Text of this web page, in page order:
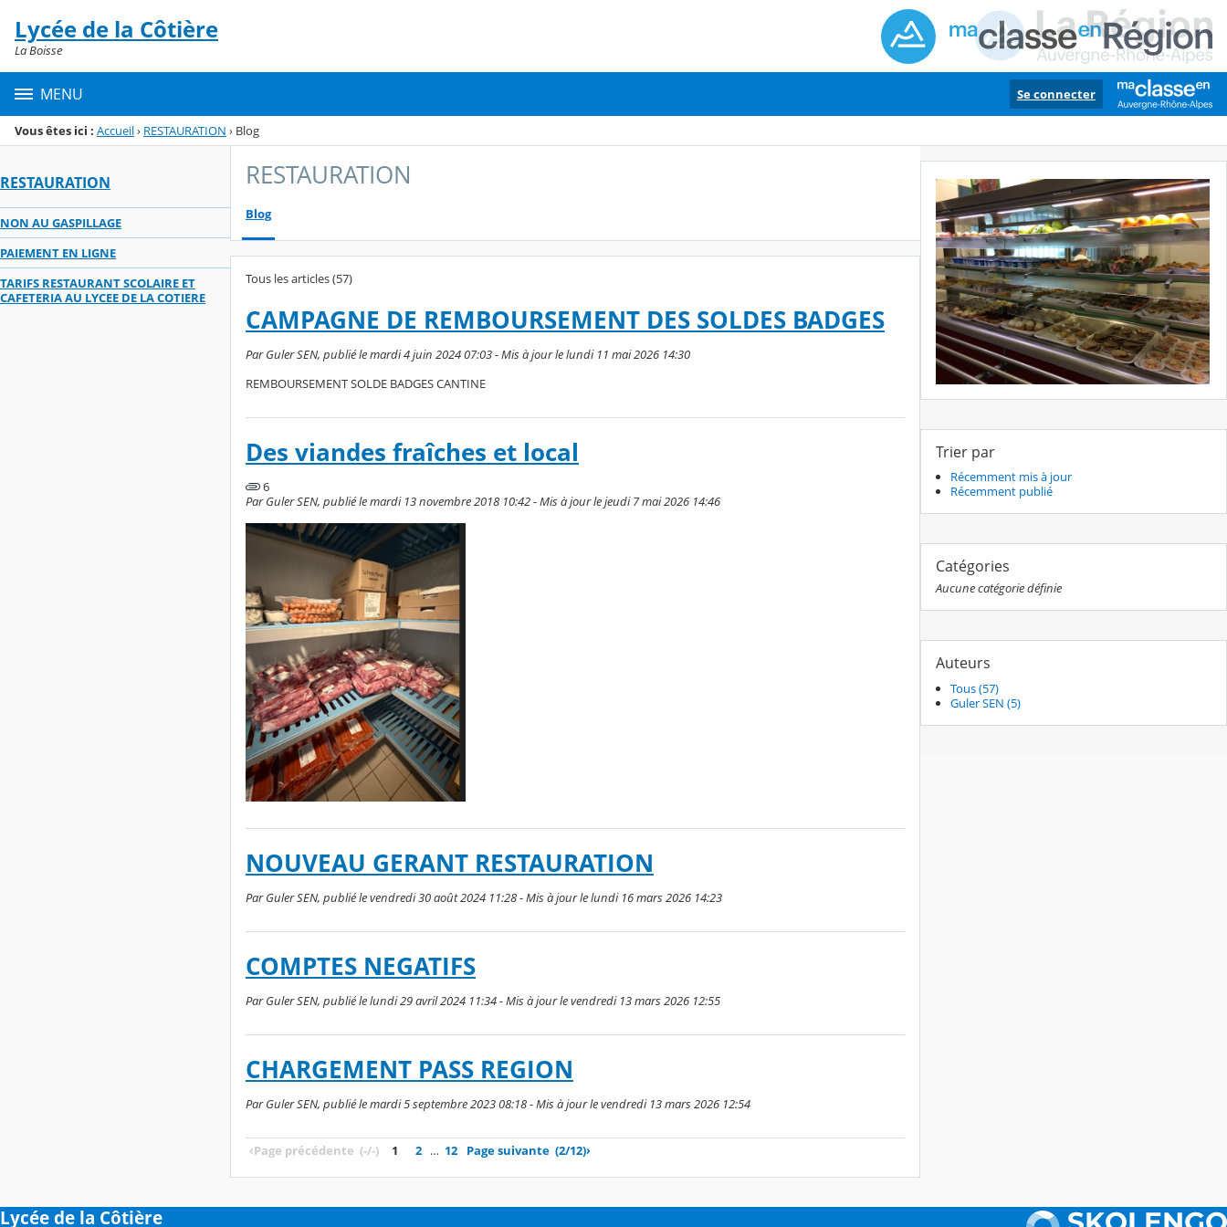
Menu de la rubrique
Contenu
Lycée de la Côtière
La Boisse
MENU Se connecter
Vous êtes ici : Accueil› RESTAURATION › Blog
RESTAURATION
NON AU GASPILLAGE
PAIEMENT EN LIGNE
TARIFS RESTAURANT SCOLAIRE ET
CAFETERIA AU LYCEE DE LA COTIERE
RESTAURATION
Blog
Tous les articles (57)
CAMPAGNE DE REMBOURSEMENT DES SOLDES BADGES
Par Guler SEN, publié le mardi 4 juin 2024 07:03 - Mis à jour le lundi 11 mai 2026 14:30
REMBOURSEMENT SOLDE BADGES CANTINE
Des viandes fraîches et local
6
Par Guler SEN, publié le mardi 13 novembre 2018 10:42 - Mis à jour le jeudi 7 mai 2026 14:46
NOUVEAU GERANT RESTAURATION
Par Guler SEN, publié le vendredi 30 août 2024 11:28 - Mis à jour le lundi 16 mars 2026 14:23
COMPTES NEGATIFS
Par Guler SEN, publié le lundi 29 avril 2024 11:34 - Mis à jour le vendredi 13 mars 2026 12:55
CHARGEMENT PASS REGION
Par Guler SEN, publié le mardi 5 septembre 2023 08:18 - Mis à jour le vendredi 13 mars 2026 12:54
‹Page précédente (-/-) 1 2 … 12 Page suivante (2/12)›
Trier par
Récemment mis à jour
Récemment publié
Catégories
Aucune catégorie définie
Auteurs
Tous (57)
Guler SEN (5)
Lycée de la Côtière